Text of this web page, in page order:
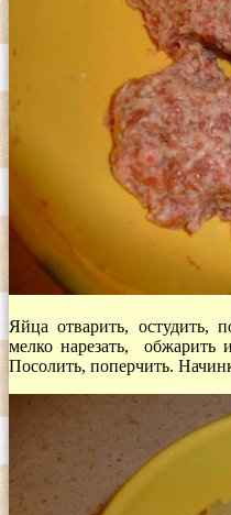
Яйца отварить, остудить,
мелко нарезать, обжарить
Посолить, поперчить.